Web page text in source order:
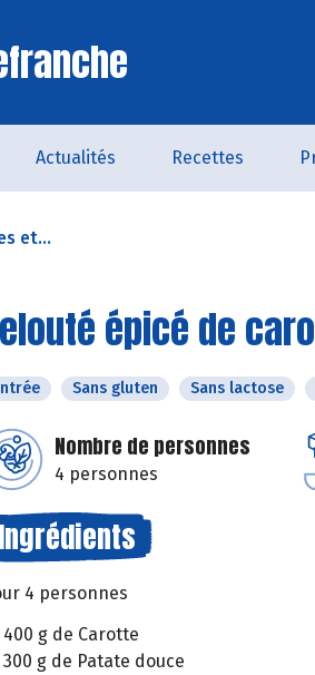
Actualités Recettes
et...
épicé de
Sans gluten Sans lactose
Nombre de personnes
4 personnes
Ingrédients
4 personnes
400 g de Carotte
300 g de Patate douce